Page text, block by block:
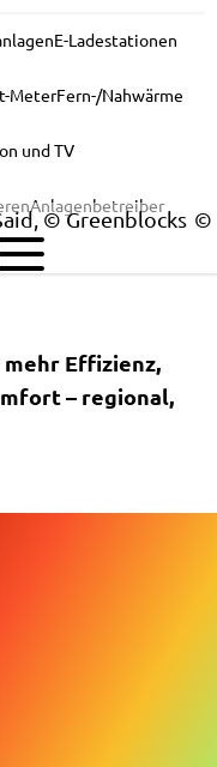
E-Ladestationen
MeterFern-/Nahwärme
und TV
Anlagenbetreiber
© Greenblocks
um
Effizienz,
– regional,